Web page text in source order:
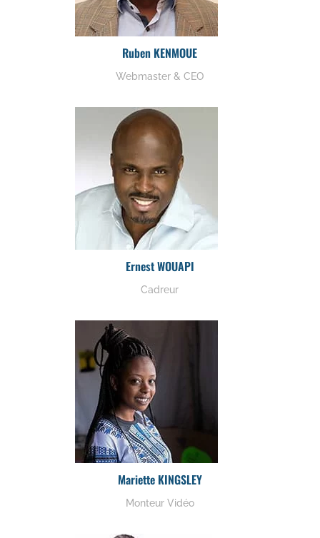
Ruben KENMOUE
Webmaster & CEO
Ernest WOUAPI
Cadreur
Mariette KINGSLEY
Monteur Vidéo